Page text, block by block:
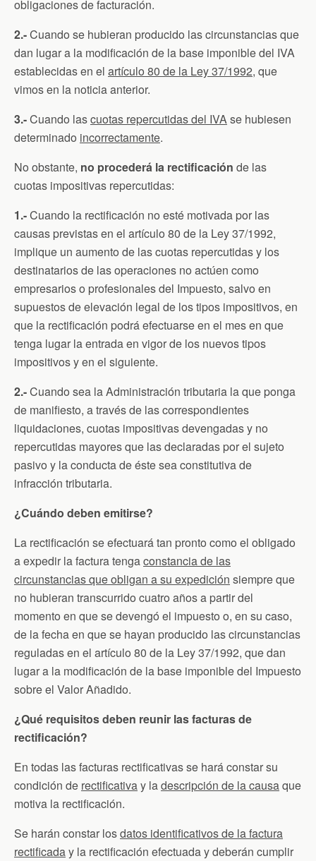
obligaciones de facturación.
2.-Cuando se hubieran producido las circunstancias que
dan lugar a la modificación de la base imponible del IVA
establecidas en el artículo 80 de la Ley 37/1992, que
vimos en la noticia anterior.
3.-Cuando lascuotas repercutidas del IVAse hubiesen
determinado incorrectamente.
No obstante, no procederá la rectificación de las
cuotas impositivas repercutidas:
1.-Cuando la rectificación no esté motivada por las
causas previstas en el artículo 80 de la Ley 37/1992,
implique un aumento de las cuotas repercutidas y los
destinatarios de las operaciones no actúen como
empresarios o profesionales del Impuesto, salvo en
supuestos de elevación legal de los tipos impositivos, en
que la rectificación podrá efectuarse en el mes en que
tenga lugar la entrada en vigor de los nuevos tipos
impositivos y en el siguiente.
2.-Cuando sea la Administración tributaria la que ponga
de manifiesto, a través de las correspondientes
liquidaciones, cuotas impositivas devengadas y no
repercutidas mayores que las declaradas por el sujeto
pasivo y la conducta de éste sea constitutiva de
infracción tributaria.
¿Cuándo deben emitirse?
La rectificación se efectuará tan pronto como el obligado
a expedir la factura tengaconstancia de las
circunstancias que obligan a su expedición siempre que
no hubieran transcurrido cuatro años a partir del
momento en que se devengó el impuesto o, en su caso,
de la fecha en que se hayan producido las circunstancias
reguladas en el artículo 80 de la Ley 37/1992, que dan
lugar a la modificación de la base imponible del Impuesto
sobre el Valor Añadido.
¿Qué requisitos deben reunir las facturas de
rectificación?
En todas las facturas rectificativas se hará constar su
condición de rectificativay ladescripción de la causaque
motiva la rectificación.
Se harán constar losdatos identificativos de la factura
rectificaday la rectificación efectuada y deberán cumplir